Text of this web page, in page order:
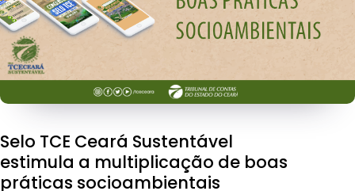
Selo TCE Ceará Sustentável
estimula a multiplicação de boas
práticas socioambientais